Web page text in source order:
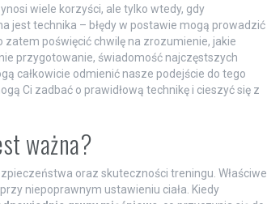
wiele korzyści, ale tylko wtedy, gdy
jest technika – błędy w postawie mogą prowadzić
poświęcić chwilę na zrozumienie, jakie
przygotowanie, świadomość najczęstszych
całkowicie odmienić nasze podejście do tego
Ci zadbać o prawidłową technikę i cieszyć się z
ważna?
oraz skuteczności treningu. Właściwe
niepoprawnym ustawieniu ciała. Kiedy